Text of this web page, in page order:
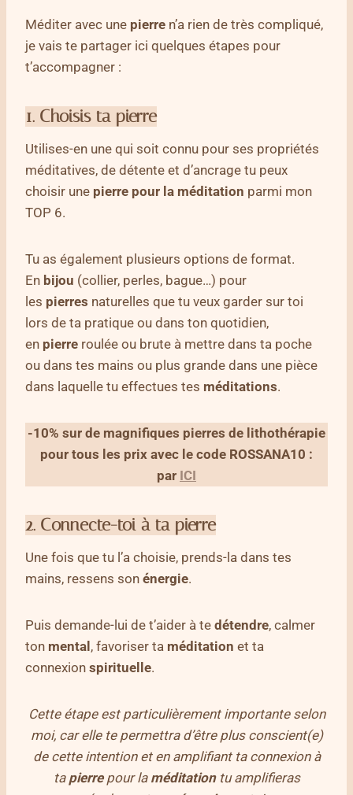
Méditer avec une pierre n’a rien de très compliqué,
je vais te partager ici quelques étapes pour
t’accompagner :
1. Choisis ta pierre
Utilises-en une qui soit connu pour ses propriétés
méditatives, de détente et d’ancrage tu peux
choisir une pierre pour la méditation parmi mon
TOP 6.
Tu as également plusieurs options de format.
En bijou (collier, perles, bague…) pour
les pierres naturelles que tu veux garder sur toi
lors de ta pratique ou dans ton quotidien,
en pierre roulée ou brute à mettre dans ta poche
ou dans tes mains ou plus grande dans une pièce
dans laquelle tu effectues tes méditations.
-10% sur de magnifiques pierres de lithothérapie
pour tous les prix avec le code ROSSANA10 :
par ICI
2. Connecte-toi à ta pierre
Une fois que tu l’a choisie, prends-la dans tes
mains, ressens son énergie.
Puis demande-lui de t’aider à te détendre, calmer
ton mental , favoriser ta méditation et ta
connexion spirituelle.
Cette étape est particulièrement importante selon
moi, car elle te permettra d’être plus conscient(e)
de cette intention et en amplifiant ta connexion à
ta pierrepour la méditationtu amplifieras